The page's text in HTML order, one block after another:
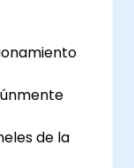
de la